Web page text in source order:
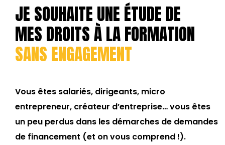
JE SOUHAITE UNE ÉTUDE DE
MES DROITS À LA FORMATION
SANS ENGAGEMENT
Vous êtes salariés, dirigeants, micro
entrepreneur, créateur d’entreprise… vous êtes
un peu perdus dans les démarches de demandes
de financement (et on vous comprend !).